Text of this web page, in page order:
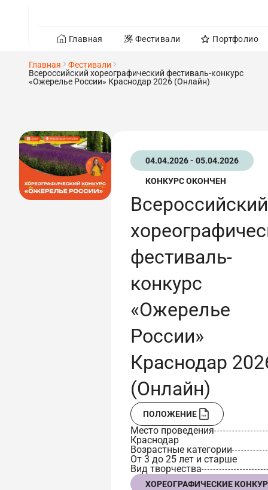
Главная Фестивали Портфолио
Главная
Фестивали
Всероссийский хореографический фестиваль-конкурс
«Ожерелье России» Краснодар 2026 (Онлайн)
04.04.2026 - 05.04.2026
КОНКУРС ОКОНЧЕН
Всероссийский
фестиваль-
конкурс
«Ожерелье
России»
Краснодар
(Онлайн)
ПОЛОЖЕНИЕ
Место проведения
Краснодар
Возрастные категории
От 3 до 25 лет и старше
Вид творчества
ХОРЕОГРАФИЧЕСКИЕ